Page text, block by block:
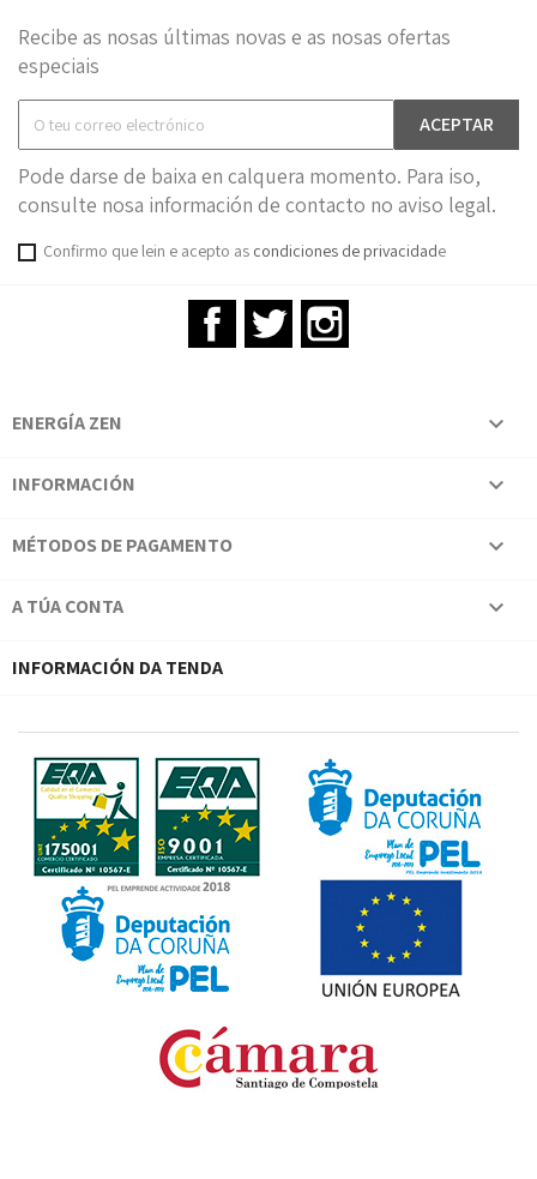
Recibe as nosas últimas novas e as nosas ofertas
especiais
Pode darse de baixa en calquera momento. Para iso,
consulte nosa información de contacto no aviso legal.
Confirmo que lein e acepto as condiciones de privacidade
FacebookTwitter
ENERGÍA ZEN 
INFORMACIÓN 
MÉTODOS DE PAGAMENTO 
A TÚA CONTA 
INFORMACIÓN DA TENDA